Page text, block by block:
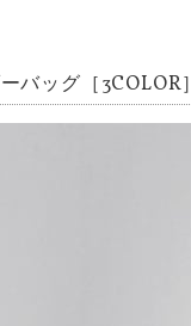
バッグ［3COLOR］